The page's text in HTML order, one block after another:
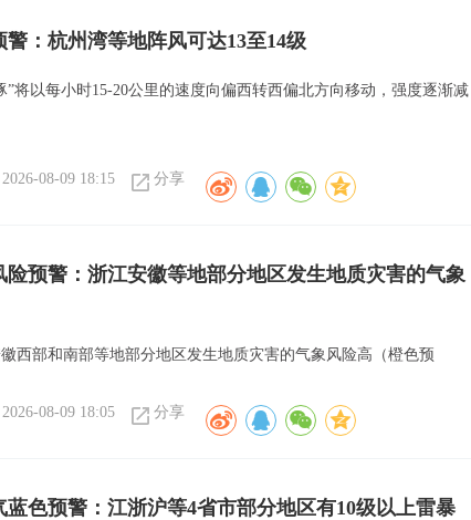
警：杭州湾等地阵风可达13至14级
”将以每小时15-20公里的速度向偏西转西偏北方向移动，强度逐渐减
2026-08-09 18:15 分享
险预警：浙江安徽等地部分地区发生地质灾害的气象
西部和南部等地部分地区发生地质灾害的气象风险高（橙色预
2026-08-09 18:05 分享
蓝色预警：江浙沪等4省市部分地区有10级以上雷暴